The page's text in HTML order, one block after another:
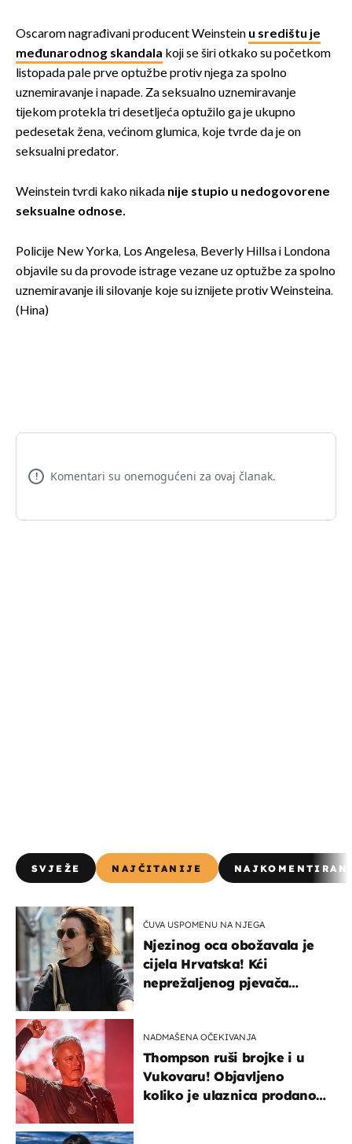
Oscarom nagrađivani producent Weinstein u središtu je
međunarodnog skandala koji se širi otkako su početkom
listopada pale prve optužbe protiv njega za spolno
uznemiravanje i napade. Za seksualno uznemiravanje
tijekom protekla tri desetljeća optužilo ga je ukupno
pedesetak žena, većinom glumica, koje tvrde da je on
seksualni predator.
Weinstein tvrdi kako nikada nije stupio u nedogovorene
seksualne odnose.
Policije New Yorka, Los Angelesa, Beverly Hillsa i Londona
objavile su da provode istrage vezane uz optužbe za spolno
uznemiravanje ili silovanje koje su iznijete protiv Weinsteina.
(Hina)
! Komentari su onemogućeni za ovaj članak.
SVJEŽE NAJČITANIJE
ČUVA USPOMENU NA NJEGA
Njezinog oca obožavala je
cijela Hrvatska! Kći
neprežaljenog pjevača
NADMAŠENA OČEKIVANJA
Thompson ruši brojke i u
Vukovaru! Objavljeno
koliko je ulaznica prodano